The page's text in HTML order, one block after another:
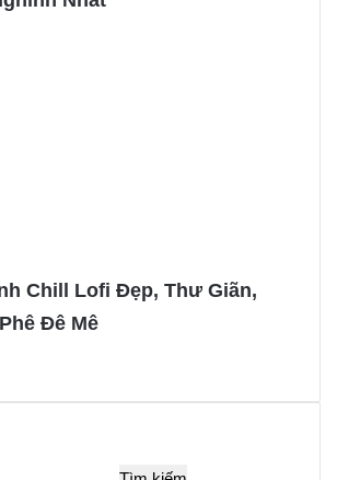
Chill Lofi Đẹp, Thư Giãn,
Đê Mê